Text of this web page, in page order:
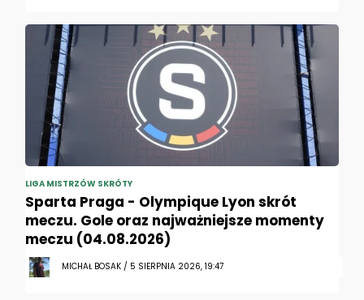
LIGA MISTRZÓW SKRÓTY
Sparta Praga - Olympique Lyon skrót
meczu. Gole oraz najważniejsze momenty
meczu (04.08.2026)
MICHAŁ BOSAK / 5 SIERPNIA 2026, 19:47